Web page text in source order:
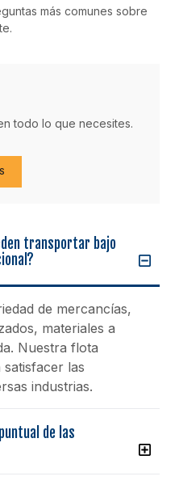
más comunes sobre
todo lo que necesites.
transportar bajo
de mercancías,
materiales a
Nuestra flota
las
industrias.
de las